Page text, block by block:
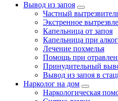
Вывод из запоя
Частный
Экстренное
Капельница от запоя
Капельница при
Лечение похмелья
Помощь при
Принудительный
Вывод из запоя в
Нарколог на дом
Наркологическая